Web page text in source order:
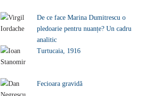
De ce face Marina Dumitrescu o
pledoarie pentru nuanțe? Un cadru
analitic
Turtucaia, 1916
Fecioara gravidă